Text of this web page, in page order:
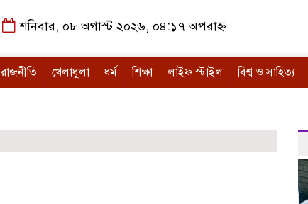
শনিবার, ০৮ অগাস্ট ২০২৬, ০৪:১৭ অপরাহ্ন
রাজনীতি খেলাধুলা ধর্ম শিক্ষা লাইফ স্টাইল বিশ্ব ও সাহিত্য